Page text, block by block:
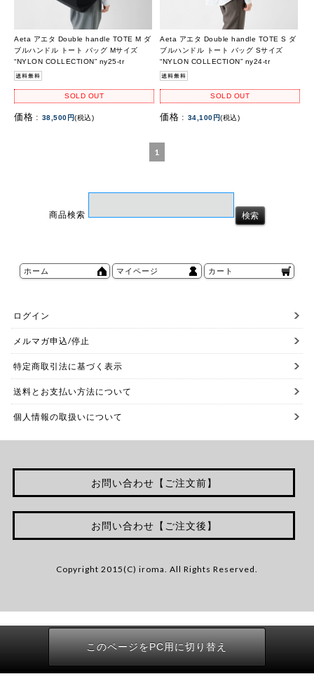
Aeta アエタ Double handle TOTE M ダ
ブルハンドル トート バッグ Mサイズ
“NYLON COLLECTION” ny25-tr
SOLD OUT
価格 : 38,500円(税込)
Aeta アエタ Double handle TOTE S ダ
ブルハンドル トート バッグ Sサイズ
“NYLON COLLECTION” ny24-tr
SOLD OUT
価格 : 34,100円(税込)
1
商品検索
ホーム マイページ カート
ログイン
メルマガ申込/停止
特定商取引法に基づく表示
送料とお支払い方法について
個人情報の取扱いについて
お問い合わせ【ご注文前】
お問い合わせ【ご注文後】
Copyright 2015(C) iroma. All Rights Reserved.
このページをPC用に切り替え